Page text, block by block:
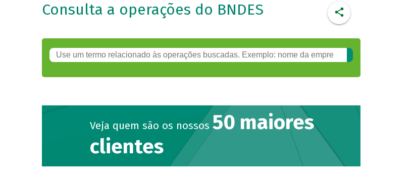
Consulta a operações do BNDES
Veja quem são os nossos50 maiores
clientes